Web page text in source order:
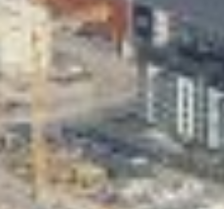
Kirjasto
Valon Kaupunki
Lasten Lysti & LystiKylä-festivaali
Ohje
English